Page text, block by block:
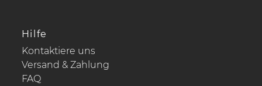
Hilfe
Kontaktiere uns
Versand & Zahlung
FAQ